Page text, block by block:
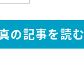
の記事を読む